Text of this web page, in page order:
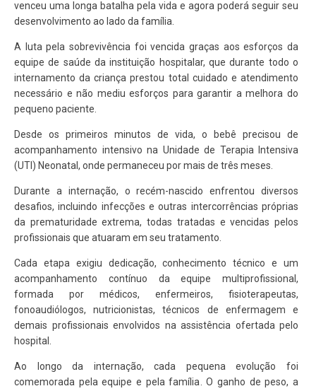
venceu uma longa batalha pela vida e agora poderá seguir seu
desenvolvimento ao lado da família.
A luta pela sobrevivência foi vencida graças aos esforços da
equipe de saúde da instituição hospitalar, que durante todo o
internamento da criança prestou total cuidado e atendimento
necessário e não mediu esforços para garantir a melhora do
pequeno paciente.
Desde os primeiros minutos de vida, o bebê precisou de
acompanhamento intensivo na Unidade de Terapia Intensiva
(UTI) Neonatal, onde permaneceu por mais de três meses.
Durante a internação, o recém-nascido enfrentou diversos
desafios, incluindo infecções e outras intercorrências próprias
da prematuridade extrema, todas tratadas e vencidas pelos
profissionais que atuaram em seu tratamento.
Cada etapa exigiu dedicação, conhecimento técnico e um
acompanhamento contínuo da equipe multiprofissional,
formada por médicos, enfermeiros, fisioterapeutas,
fonoaudiólogos, nutricionistas, técnicos de enfermagem e
demais profissionais envolvidos na assistência ofertada pelo
hospital.
Ao longo da internação, cada pequena evolução foi
comemorada pela equipe e pela família. O ganho de peso, a